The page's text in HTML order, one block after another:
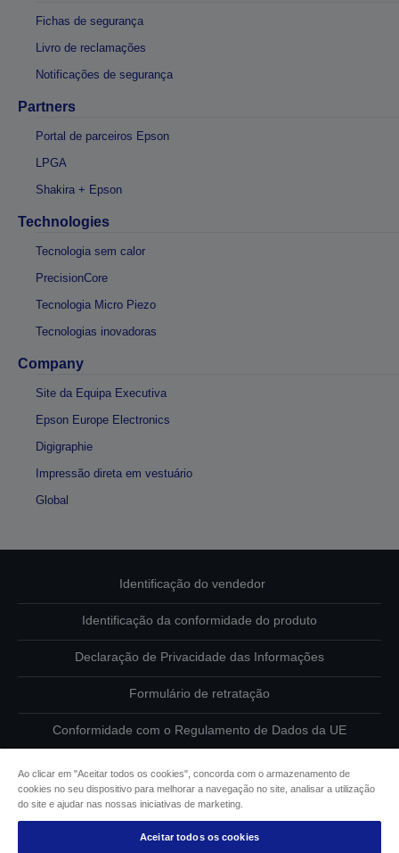
Fichas de segurança
Livro de reclamações
Notificações de segurança
Partners
Portal de parceiros Epson
LPGA
Shakira + Epson
Technologies
Tecnologia sem calor
PrecisionCore
Tecnologia Micro Piezo
Tecnologias inovadoras
Company
Site da Equipa Executiva
Epson Europe Electronics
Digigraphie
Impressão direta em vestuário
Global
Identificação do vendedor
Identificação da conformidade do produto
Declaração de Privacidade das Informações
Formulário de retratação
Conformidade com o Regulamento de Dados da UE
Informações sobre cookies
Compromisso da Epson para com a acessibilidade
Ao clicar em "Aceitar todos os cookies", concorda com o armazenamento de
cookies no seu dispositivo para melhorar a navegação no site, analisar a utilização
do site e ajudar nas nossas iniciativas de marketing.
Aceitar todos os cookies